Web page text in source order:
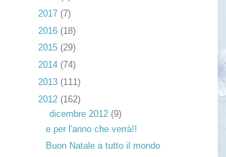
2017 (7)
2016 (18)
2015 (29)
2014 (74)
2013 (111)
2012 (162)
dicembre 2012 (9)
e per l'anno che verrà!!
Buon Natale a tutto il mondo